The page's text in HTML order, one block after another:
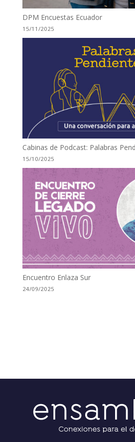
DPM Encuestas Ecuador
15/11/2025
Cabinas de Podcast: Palabras
15/10/2025
Encuentro Enlaza Sur
24/09/2025